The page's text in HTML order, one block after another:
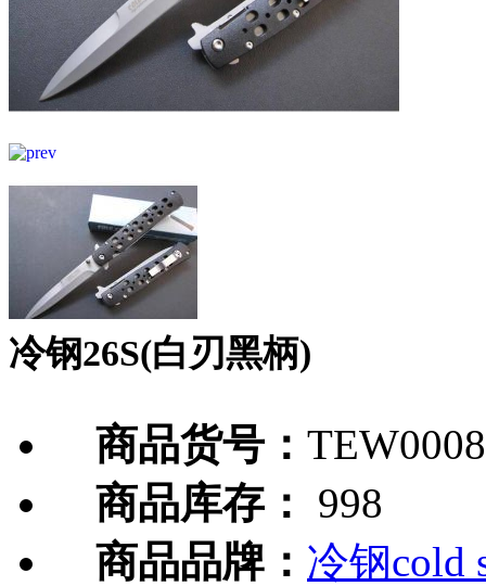
冷钢26S(白刃黑柄)
商品货号：
商品库存：
998
商品品牌： 冷钢cold